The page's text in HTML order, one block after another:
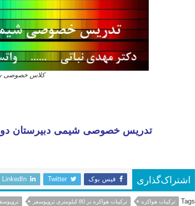
کلاس خصوصی
تدریس خصوصی شیمی دبیرستان
اشتراک‌گذاری فیس بوک Twitter
LinkedIn
Tags ترکیبات هواکره ترکیبات هواکره در 80 کیلومتری تروپوسفر